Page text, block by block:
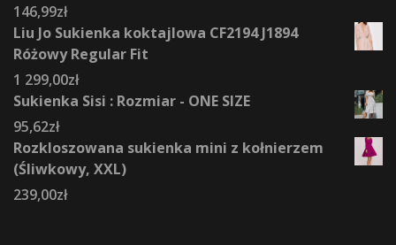
146,99zł
Liu Jo Sukienka koktajlowa CF2194 J1894
Różowy Regular Fit
1 299,00zł
Sukienka Sisi : Rozmiar - ONE SIZE
95,62zł
Rozkloszowana sukienka mini z kołnierzem
(Śliwkowy, XXL)
239,00zł